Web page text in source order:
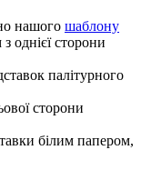
нашого шаблону
однієї сторони
палітурного
сторони
білим папером,